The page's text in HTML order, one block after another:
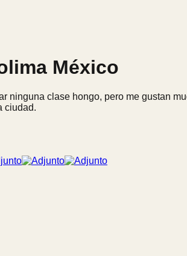
México
ninguna clase hongo, pero me gustan
ciudad.